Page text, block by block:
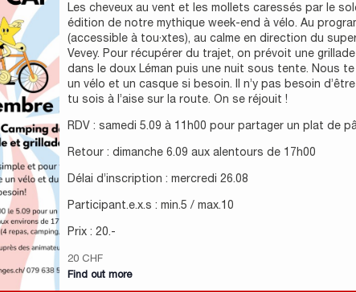
Les cheveux au vent et les mollets caressés par le
édition de notre mythique week-end à vélo. Au
(accessible à tou·xtes), au calme en direction du
Vevey. Pour récupérer du trajet, on prévoit une
dans le doux Léman puis une nuit sous tente. Nous
un vélo et un casque si besoin. Il n’y pas besoin
tu sois à l’aise sur la route. On se réjouit !
RDV : samedi 5.09 à 11h00 pour partager un plat de
Retour : dimanche 6.09 aux alentours de 17h00
Délai d’inscription : mercredi 26.08
Participant.e.x.s : min.5 / max.10
Prix : 20.-
20 CHF
Find out more